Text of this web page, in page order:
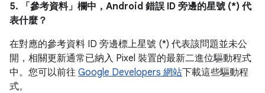
5. 「參考資料」 欄中，Android 錯誤 ID 旁邊的星號 (*) 代
表什麼？
在對應的參考資料 ID 旁邊標上星號 (*) 代表該問題並未公
開，相關更新通常已納入 Pixel 裝置的最新二進位驅動程式
中。您可以前往 Google Developers 網站下載這些驅動程
式。